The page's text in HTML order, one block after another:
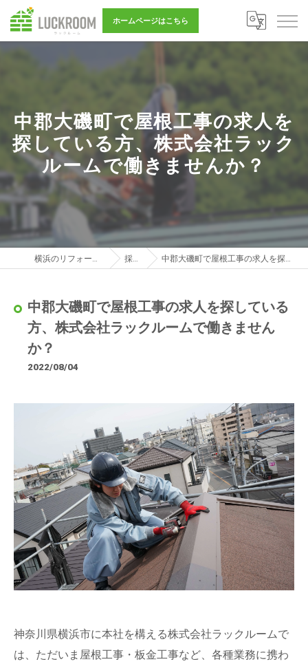
ホームページはこちら
中郡大磯町で屋根工事の求人を
探している方、株式会社ラック
ルームで働きませんか？
横浜のリフォーム営業は株式会社LUCKROOM 採用ブログ 中郡大磯町で屋根工事の求人を探している方、株式会社ラックルームで働きませんか？
中郡大磯町で屋根工事の求人を探している
方、株式会社ラックルームで働きません
か？
2022/08/04
神奈川県横浜市に本社を構える株式会社ラックルームで
は、ただいま屋根工事・板金工事など、各種業務に携わ